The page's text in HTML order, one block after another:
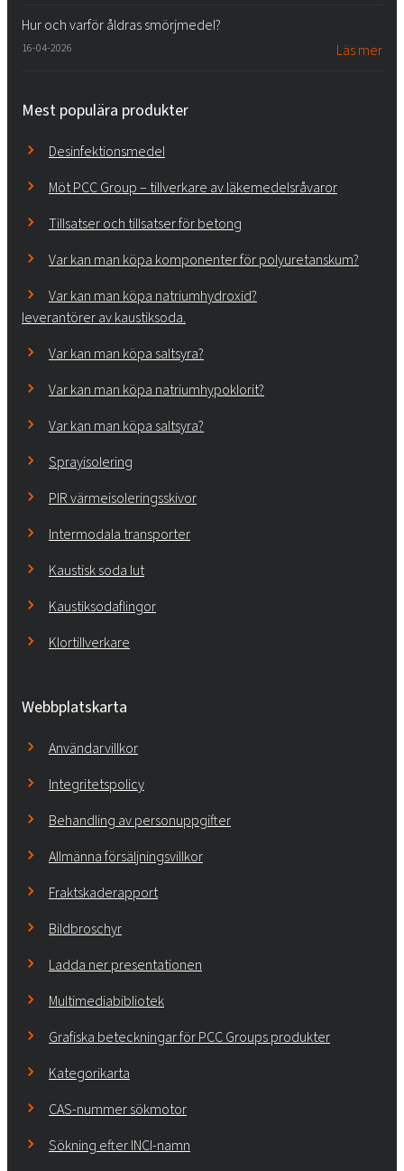
Hur och varför åldras smörjmedel?
16-04-2026 Läs mer
Mest populära produkter
Desinfektionsmedel
Möt PCC Group – tillverkare av läkemedelsråvaror
Tillsatser och tillsatser för betong
Var kan man köpa komponenter för polyuretanskum?
Var kan man köpa natriumhydroxid?
leverantörer av kaustiksoda.
Var kan man köpa saltsyra?
Var kan man köpa natriumhypoklorit?
Var kan man köpa saltsyra?
Sprayisolering
PIR värmeisoleringsskivor
Intermodala transporter
Kaustisk soda lut
Kaustiksodaflingor
Klortillverkare
Webbplatskarta
Användarvillkor
Integritetspolicy
Behandling av personuppgifter
Allmänna försäljningsvillkor
Fraktskaderapport
Bildbroschyr
Ladda ner presentationen
Multimediabibliotek
Grafiska beteckningar för PCC Groups produkter
Kategorikarta
CAS-nummer sökmotor
Sökning efter INCI-namn